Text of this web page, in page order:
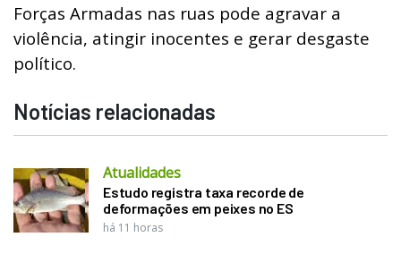
Forças Armadas nas ruas pode agravar a
violência, atingir inocentes e gerar desgaste
político.
Notícias relacionadas
Atualidades
Estudo registra taxa recorde de
deformações em peixes no ES
há 11 horas